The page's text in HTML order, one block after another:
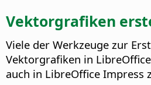
Vektorgrafiken
Viele der Werkzeuge zur
Vektorgrafiken in
auch in LibreOffice Impress